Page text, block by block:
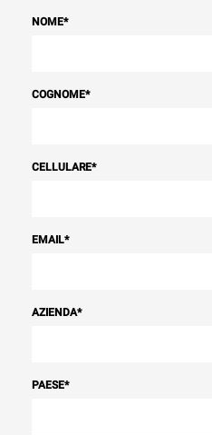
NOME*
COGNOME*
CELLULARE*
EMAIL*
AZIENDA*
PAESE*